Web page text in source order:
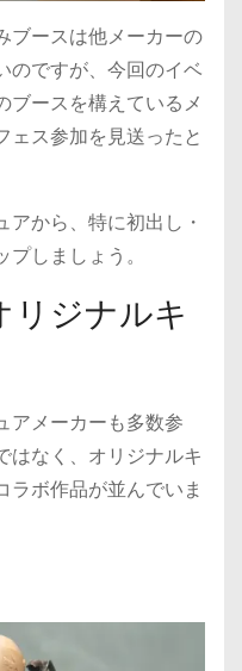
ブースは他メーカーの
のですが、今回のイベ
ブースを構えているメ
ェス参加を見送ったと
から、特に初出し・
しましょう。
リジナルキ
アメーカーも多数参
はなく、オリジナルキ
ラボ作品が並んでいま